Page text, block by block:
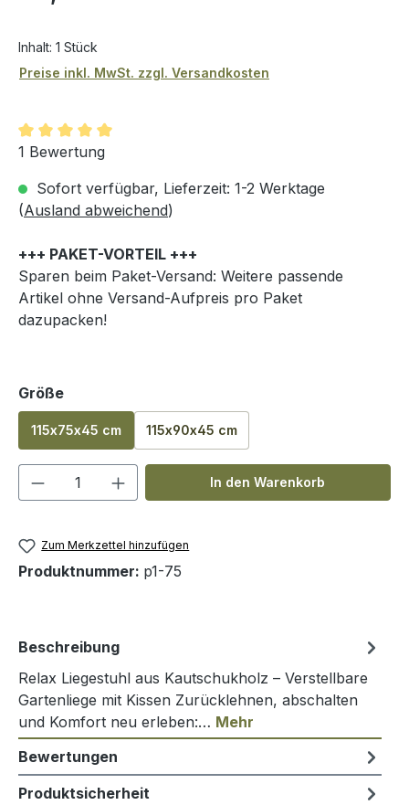
Inhalt: 1 Stück
Preise inkl. MwSt. zzgl. Versandkosten
Durchschnittliche Bewertung von 5 von 5 Sternen
1 Bewertung
Sofort verfügbar, Lieferzeit: 1-2 Werktage
(Ausland abweichend)
+++ PAKET-VORTEIL +++
Sparen beim Paket-Versand: Weitere passende
Artikel ohne Versand-Aufpreis pro Paket
dazupacken!
Größeauswählen
115x75x45 cm 115x90x45 cm
Produkt Anzahl: Gib denIn den Warenkorb
Zum Merkzettel hinzufügen
Produktnummer: p1-75
Beschreibung
Relax Liegestuhl aus Kautschukholz – Verstellbare
Gartenliege mit Kissen Zurücklehnen, abschalten
und Komfort neu erleben:… Mehr
Bewertungen
Produktsicherheit